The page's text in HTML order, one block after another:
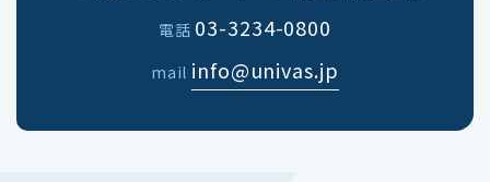
電話 03-3234-0800
mail info@univas.jp